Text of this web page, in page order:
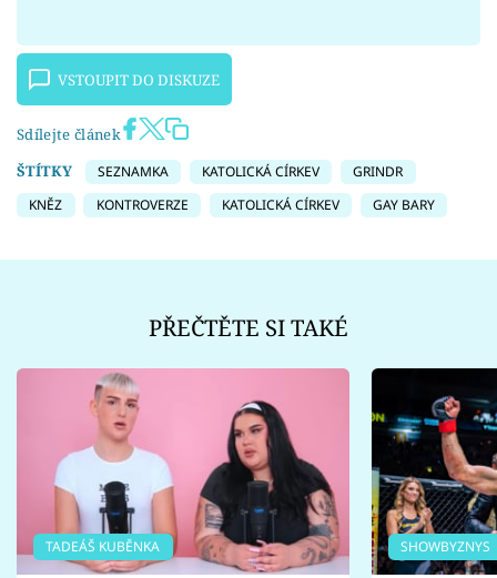
VSTOUPIT DO DISKUZE
Sdílejte článek
ŠTÍTKY
SEZNAMKA KATOLICKÁ CÍRKEV
GRINDR
KNĚZ
KONTROVERZE KATOLICKÁ CÍRKEV GAY BARY
PŘEČTĚTE SI TAKÉ
TADEÁŠ KUBĚNKA SHOWBYZNYS